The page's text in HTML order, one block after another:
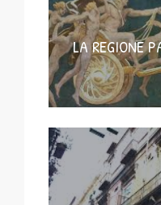
LA REGIONE